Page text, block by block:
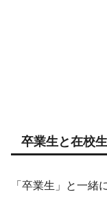
卒業生と在校
「卒業生」と一緒